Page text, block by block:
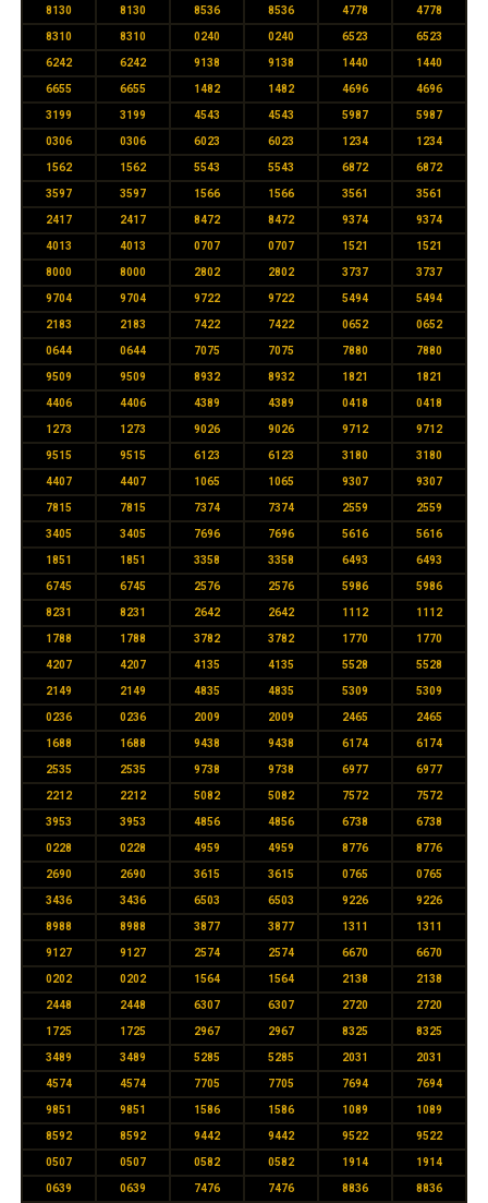
8130 8130 8536 8536 4778 4778
8310 8310 0240 0240 6523 6523
6242 6242 9138 9138 1440 1440
6655 6655 1482 1482 4696 4696
3199 3199 4543 4543 5987 5987
0306 0306 6023 6023 1234 1234
1562 1562 5543 5543 6872 6872
3597 3597 1566 1566 3561 3561
2417 2417 8472 8472 9374 9374
4013 4013 0707 0707 1521 1521
8000 8000 2802 2802 3737 3737
9704 9704 9722 9722 5494 5494
2183 2183 7422 7422 0652 0652
0644 0644 7075 7075 7880 7880
9509 9509 8932 8932 1821 1821
4406 4406 4389 4389 0418 0418
1273 1273 9026 9026 9712 9712
9515 9515 6123 6123 3180 3180
4407 4407 1065 1065 9307 9307
7815 7815 7374 7374 2559 2559
3405 3405 7696 7696 5616 5616
1851 1851 3358 3358 6493 6493
6745 6745 2576 2576 5986 5986
8231 8231 2642 2642 1112 1112
1788 1788 3782 3782 1770 1770
4207 4207 4135 4135 5528 5528
2149 2149 4835 4835 5309 5309
0236 0236 2009 2009 2465 2465
1688 1688 9438 9438 6174 6174
2535 2535 9738 9738 6977 6977
2212 2212 5082 5082 7572 7572
3953 3953 4856 4856 6738 6738
0228 0228 4959 4959 8776 8776
2690 2690 3615 3615 0765 0765
3436 3436 6503 6503 9226 9226
8988 8988 3877 3877 1311 1311
9127 9127 2574 2574 6670 6670
0202 0202 1564 1564 2138 2138
2448 2448 6307 6307 2720 2720
1725 1725 2967 2967 8325 8325
3489 3489 5285 5285 2031 2031
4574 4574 7705 7705 7694 7694
9851 9851 1586 1586 1089 1089
8592 8592 9442 9442 9522 9522
0507 0507 0582 0582 1914 1914
0639 0639 7476 7476 8836 8836